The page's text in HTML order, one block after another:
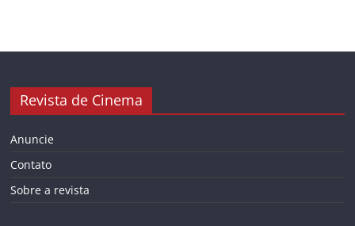
Revista de Cinema
Anuncie
Contato
Sobre a revista